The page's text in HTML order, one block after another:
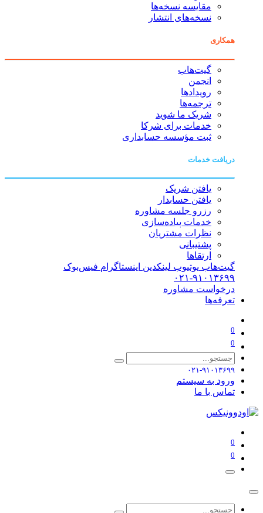
مقایسه نسخه‌ها
نسخه‌های انتشار
همکاری
گیت‌هاب
انجمن
رویدادها
ترجمه‌ها
شریک ما شوید
خدمات برای شرکا
ثبت مؤسسه حسابداری
دریافت خدمات
یافتن شریک
یافتن حسابدار
رزرو جلسه مشاوره
خدمات پیاده‌سازی
نظرات مشتریان
پشتیبانی
ارتقاها
گیت‌هاب یوتیوب لینکدین اینستاگرام فیس‌بوک
۰۲۱-۹۱۰۱۳۶۹۹
درخواست مشاوره
تعرفه‌ها
0
0
۰۲۱-۹۱۰۱۳۶۹۹
ورود به سیستم
تماس با ما
0
0